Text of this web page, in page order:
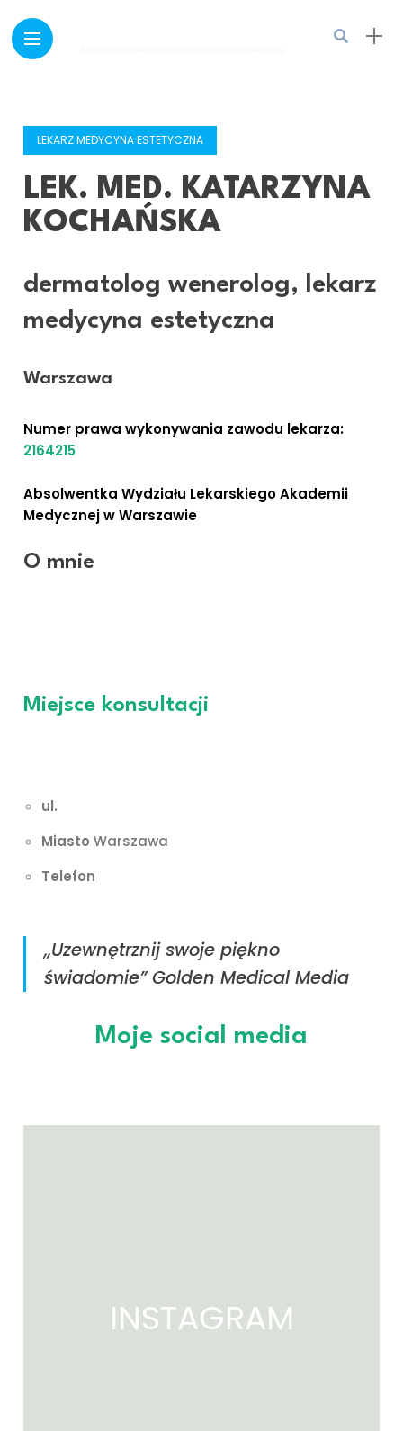
LEKARZ MEDYCYNA ESTETYCZNA
LEK. MED. KATARZYNA
KOCHAŃSKA
dermatolog wenerolog, lekarz
medycyna estetyczna
Warszawa
Numer prawa wykonywania zawodu lekarza:
2164215
Absolwentka Wydziału Lekarskiego Akademii
Medycznej w Warszawie
O mnie
Miejsce konsultacji
ul.
MiastoWarszawa
Telefon
,,Uzewnętrznij swoje piękno
świadomie” Golden Medical Media
Moje social media
INSTAGRAM